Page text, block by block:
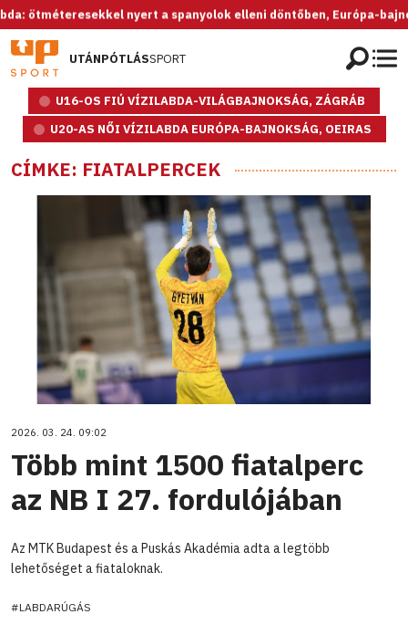
nyert a spanyolok elleni döntőben, Európa-bajnok az
UTÁNPÓTLÁSSPORT
U16-OS FIÚ VÍZILABDA-VILÁGBAJNOKSÁG, ZÁGRÁB
U20-AS NŐI VÍZILABDA EURÓPA-BAJNOKSÁG, OEIRAS
CÍMKE: FIATALPERCEK
2026. 03. 24. 09:02
Több mint 1500 fiatalperc
az NB I 27. fordulójában
Az MTK Budapest és a Puskás Akadémia adta a legtöbb
lehetőséget a fiataloknak.
#LABDARÚGÁS